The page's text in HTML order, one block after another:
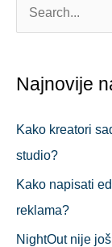
т
Najnovije
Kako kreatori
studio?
Kako napisati
reklama?
NightOut nije